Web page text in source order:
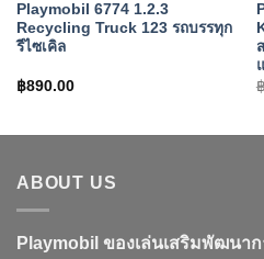
Playmobil 6774 1.2.3
Recycling Truck 123 รถบรรทุก
รีไซเคิล
฿890.00
ABOUT US
Playmobil ของเล่นเสริมพัฒนา